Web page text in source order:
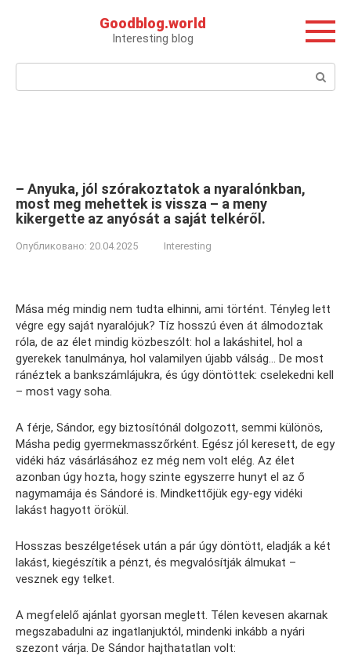
Goodblog.world
Interesting blog
Поиск:
– Anyuka, jól szórakoztatok a nyaralónkban,
most meg mehettek is vissza – a meny
kikergette az anyósát a saját telkéről.
Опубликовано: 20.04.2025 Interesting
Mása még mindig nem tudta elhinni, ami történt. Tényleg lett
végre egy saját nyaralójuk? Tíz hosszú éven át álmodoztak
róla, de az élet mindig közbeszólt: hol a lakáshitel, hol a
gyerekek tanulmánya, hol valamilyen újabb válság… De most
ránéztek a bankszámlájukra, és úgy döntöttek: cselekedni kell
– most vagy soha.
A férje, Sándor, egy biztosítónál dolgozott, semmi különös,
Másha pedig gyermekmasszőrként. Egész jól keresett, de egy
vidéki ház vásárlásához ez még nem volt elég. Az élet
azonban úgy hozta, hogy szinte egyszerre hunyt el az ő
nagymamája és Sándoré is. Mindkettőjük egy-egy vidéki
lakást hagyott örökül.
Hosszas beszélgetések után a pár úgy döntött, eladják a két
lakást, kiegészítik a pénzt, és megvalósítják álmukat –
vesznek egy telket.
A megfelelő ajánlat gyorsan meglett. Télen kevesen akarnak
megszabadulni az ingatlanjuktól, mindenki inkább a nyári
szezont várja. De Sándor hajthatatlan volt: